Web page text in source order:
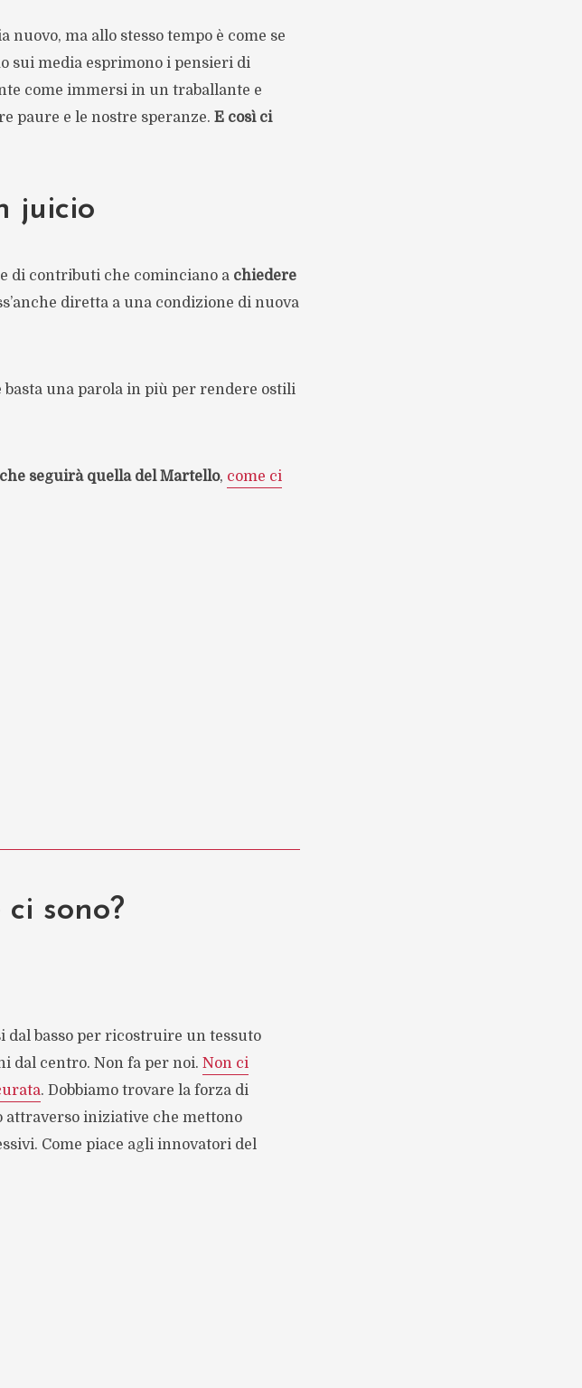
ma allo stesso tempo è come se
sui media esprimono i pensieri di
come immersi in un traballante e
paure e le nostre speranze. E così ci
juicio
di contributi che cominciano a chiedere
diretta a una condizione di nuova
una parola in più per rendere ostili
seguirà quella del Martello, come ci
sono?
dal basso per ricostruire un tessuto
dal centro. Non fa per noi. Non ci
. Dobbiamo trovare la forza di
iniziative che mettono
Come piace agli innovatori del